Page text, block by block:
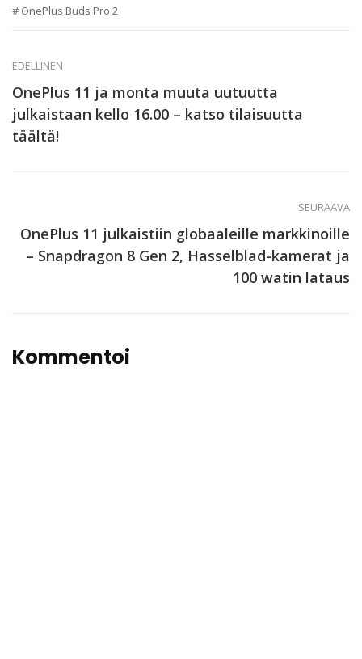
OnePlus Buds Pro 2
EDELLINEN
OnePlus 11 ja monta muuta uutuutta
julkaistaan kello 16.00 – katso tilaisuutta
täältä!
SEURAAVA
OnePlus 11 julkaistiin globaaleille markkinoille
– Snapdragon 8 Gen 2, Hasselblad-kamerat ja
100 watin lataus
Kommentoi